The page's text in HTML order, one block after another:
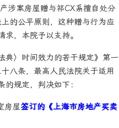
涉案房屋赠与祁CX系擅自处分
的公平原则，这种赠与行为应
，本院予以支持。
典〉时间效力的若干规定》第一
八条，最高人民法院关于适用
规定，判决如下：
房屋签订的《上海市房地产买卖